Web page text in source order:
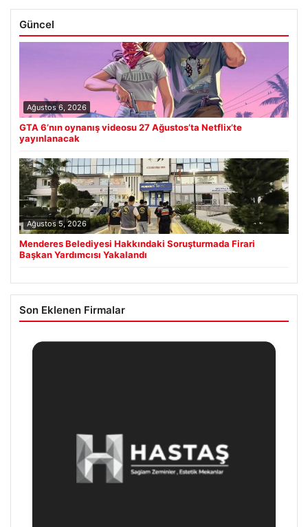
Güncel
Ağustos 6, 2026
GTA 6’nın oynanış videosu 27 Ağustos’ta Netflix’te
yayınlanacak
Ağustos 5, 2026
Menderes Belediyesi Hakkındaki Soruşturmada Firari
Başkan Yardımcısı Yakalandı
Son Eklenen Firmalar